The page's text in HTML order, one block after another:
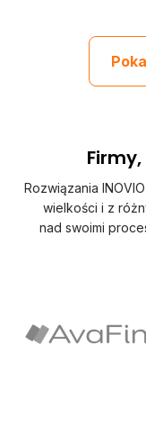
Rozwiązania
wielkości i z
nad swoimi